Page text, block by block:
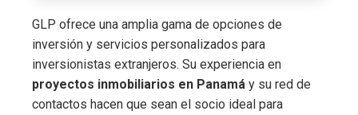
GLP ofrece una amplia gama de opciones de
inversión y servicios personalizados para
inversionistas extranjeros. Su experiencia en
proyectos inmobiliarios en Panamá y su red de
contactos hacen que sean el socio ideal para